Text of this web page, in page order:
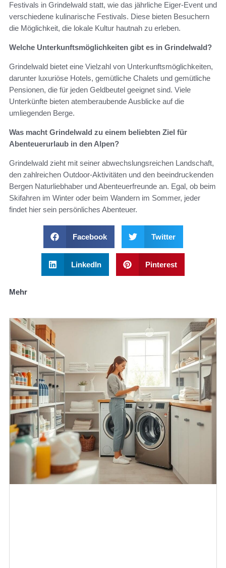
Festivals in Grindelwald statt, wie das jährliche Eiger-Event und
verschiedene kulinarische Festivals. Diese bieten Besuchern
die Möglichkeit, die lokale Kultur hautnah zu erleben.
Welche Unterkunftsmöglichkeiten gibt es in Grindelwald?
Grindelwald bietet eine Vielzahl von Unterkunftsmöglichkeiten,
darunter luxuriöse Hotels, gemütliche Chalets und gemütliche
Pensionen, die für jeden Geldbeutel geeignet sind. Viele
Unterkünfte bieten atemberaubende Ausblicke auf die
umliegenden Berge.
Was macht Grindelwald zu einem beliebten Ziel für
Abenteuerurlaub in den Alpen?
Grindelwald zieht mit seiner abwechslungsreichen Landschaft,
den zahlreichen Outdoor-Aktivitäten und den beeindruckenden
Bergen Naturliebhaber und Abenteuerfreunde an. Egal, ob beim
Skifahren im Winter oder beim Wandern im Sommer, jeder
findet hier sein persönliches Abenteuer.
Facebook Twitter
LinkedIn Pinterest
Mehr